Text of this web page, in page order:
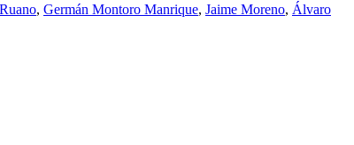
, Germán Montoro Manrique, Jaime Moreno, Álvaro